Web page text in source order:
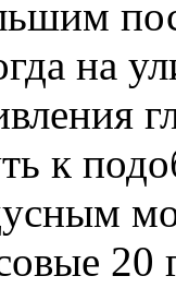
на
к
20